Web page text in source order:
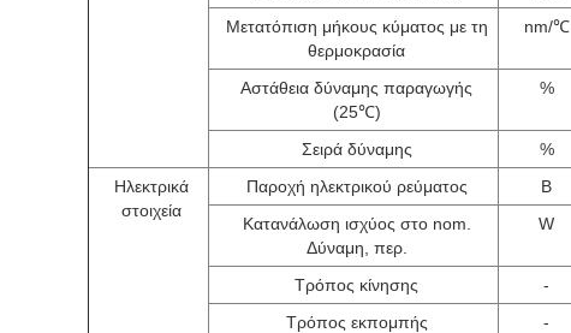
Μετατόπιση μήκους κύματος με τη
θερμοκρασία
nm/℃
Αστάθεια δύναμης παραγωγής
(25℃)
%
Σειρά δύναμης %
Ηλεκτρικά
στοιχεία
Παροχή ηλεκτρικού ρεύματος Β
Κατανάλωση ισχύος στο nom.
Δύναμη, περ.
W
Τρόπος κίνησης -
Τρόπος εκπομπής
-